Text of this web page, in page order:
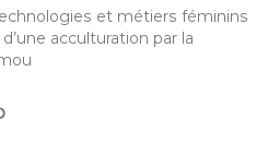
et métiers féminins
acculturation par la